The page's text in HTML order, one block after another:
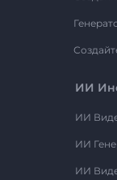
ИИ
ИИ
ИИ
ИИ